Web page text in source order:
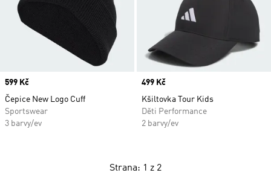
Price
599 Kč
Čepice New Logo Cuff
Sportswear
3 barvy/ev
Price
499 Kč
Kšiltovka Tour Kids
Děti Performance
2 barvy/ev
Strana: 1 z 2